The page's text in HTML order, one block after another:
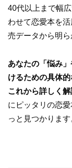
40代以上まで幅
わせて恋愛本を
売データから明ら
あなたの「悩み
けるための具体
これから詳しく解
にピッタリの恋
っと見つかります